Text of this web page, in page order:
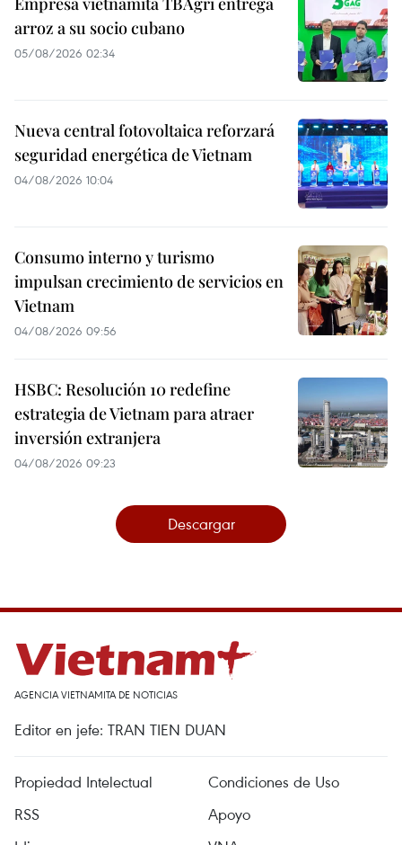
arroz a su socio cubano
05/08/2026 02:34
Nueva central fotovoltaica reforzará
seguridad energética de Vietnam
04/08/2026 10:04
Consumo interno y turismo
impulsan crecimiento de servicios en
Vietnam
04/08/2026 09:56
HSBC: Resolución 10 redefine
estrategia de Vietnam para atraer
inversión extranjera
04/08/2026 09:23
Descargar
AGENCIA VIETNAMITA DE NOTICIAS
Editor en jefe: TRAN TIEN DUAN
Propiedad Intelectual
Condiciones de Uso
RSS
Apoyo